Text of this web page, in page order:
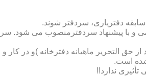
دفتریاری، سردفتر شوند.
و با پیشنهاد سردفترمنصوب می شود.
است.
ندارد!!